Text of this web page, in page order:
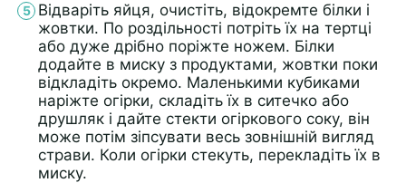
Відваріть яйця, очистіть, відокремте білки і
жовтки. По роздільності потріть їх на тертці
або дуже дрібно поріжте ножем. Білки
додайте в миску з продуктами, жовтки поки
відкладіть окремо. Маленькими кубиками
наріжте огірки, складіть їх в ситечко або
друшляк і дайте стекти огіркового соку, він
може потім зіпсувати весь зовнішній вигляд
страви. Коли огірки стекуть, перекладіть їх в
миску.